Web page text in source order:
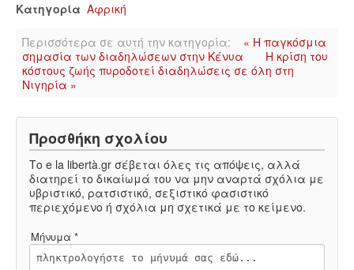
Κατηγορία Αφρική
Περισσότερα σε αυτή την κατηγορία:
« Η παγκόσμια
σημασία των διαδηλώσεων στην Κένυα
Η κρίση του
κόστους ζωής πυροδοτεί διαδηλώσεις σε όλη στη
Νιγηρία »
Προσθήκη σχολίου
Το e la libertà.gr σέβεται όλες τις απόψεις, αλλά
διατηρεί το δικαίωμά του να μην αναρτά σχόλια με
υβριστικό, ρατσιστικό, σεξιστικό φασιστικό
περιεχόμενο ή σχόλια μη σχετικά με το κείμενο.
Μήνυμα *